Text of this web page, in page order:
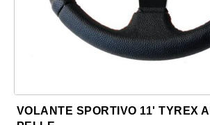
VOLANTE SPORTIVO 11' TYREX